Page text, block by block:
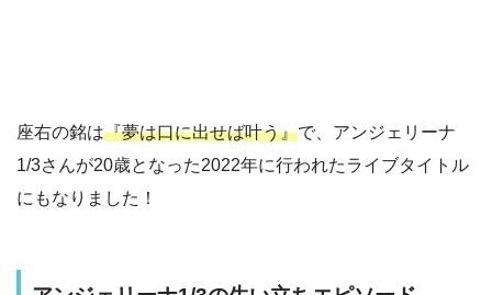
座右の銘は『夢は口に出せば叶う』で、アンジェリーナ
1/3さんが20歳となった2022年に行われたライブタイトル
にもなりました！